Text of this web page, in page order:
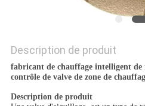
Description de produit
fabricant de chauffage intelligent
contrôle de valve de zone de
Description de produit